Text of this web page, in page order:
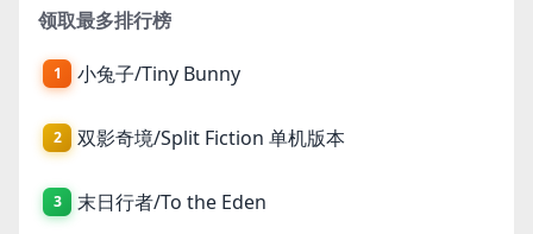
领取最多排行榜
1 小兔子/Tiny Bunny
2 双影奇境/Split Fiction 单机版本
3 末日行者/To the Eden